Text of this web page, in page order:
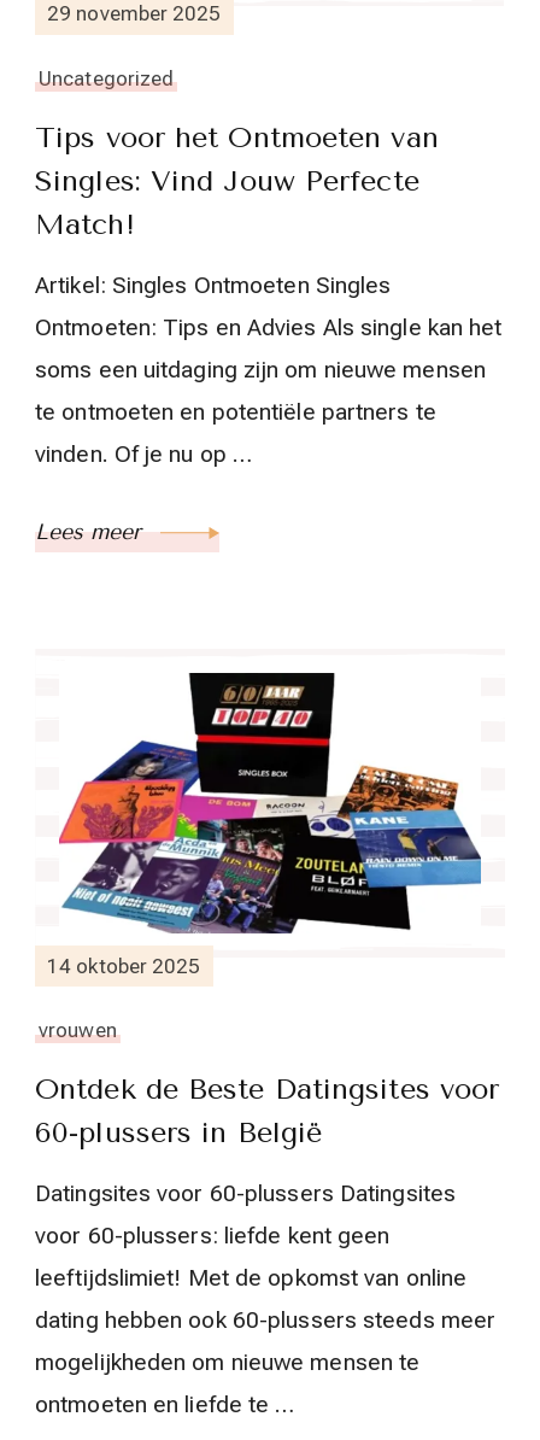
29 november 2025
Uncategorized
Tips voor het Ontmoeten van
Singles: Vind Jouw Perfecte
Match!
Artikel: Singles Ontmoeten Singles
Ontmoeten: Tips en Advies Als single kan het
soms een uitdaging zijn om nieuwe mensen
te ontmoeten en potentiële partners te
vinden. Of je nu op …
Lees meer
14 oktober 2025
vrouwen
Ontdek de Beste Datingsites voor
60-plussers in België
Datingsites voor 60-plussers Datingsites
voor 60-plussers: liefde kent geen
leeftijdslimiet! Met de opkomst van online
dating hebben ook 60-plussers steeds meer
mogelijkheden om nieuwe mensen te
ontmoeten en liefde te …